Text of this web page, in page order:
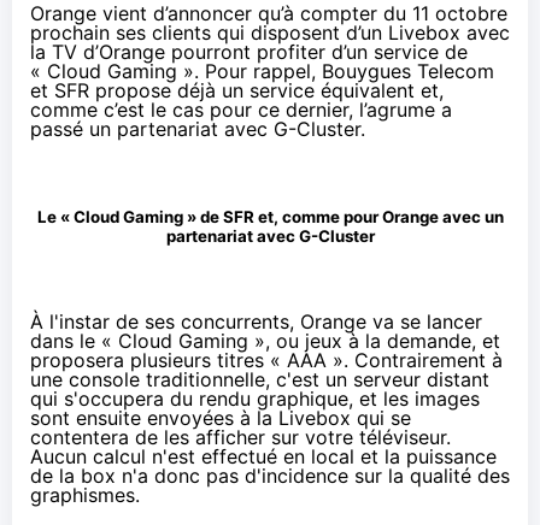
Orange vient d’annoncer qu’à compter du 11 octobre
prochain ses clients qui disposent d’un Livebox avec
la TV d’Orange pourront profiter d’un service de
« Cloud Gaming ». Pour rappel, Bouygues Telecom
et SFR propose déjà un service équivalent et,
comme c’est le cas pour ce dernier, l’agrume a
passé un partenariat avec G-Cluster.
Le « Cloud Gaming » de SFR et, comme pour Orange avec un
partenariat avec G-Cluster
À l'instar de ses concurrents, Orange va se lancer
dans le « Cloud Gaming », ou jeux à la demande, et
proposera plusieurs titres « AAA ». Contrairement à
une console traditionnelle, c'est un serveur distant
qui s'occupera du rendu graphique, et les images
sont ensuite envoyées à la Livebox qui se
contentera de les afficher sur votre téléviseur.
Aucun calcul n'est effectué en local et la puissance
de la box n'a donc pas d'incidence sur la qualité des
graphismes.